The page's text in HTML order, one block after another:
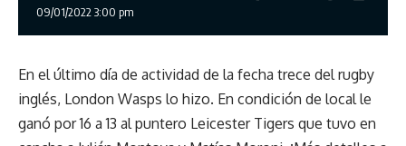
09/01/2022 3:00 pm
En el último día de actividad de la fecha trece del rugby
inglés, London Wasps lo hizo. En condición de local le
ganó por 16 a 13 al puntero Leicester Tigers que tuvo en